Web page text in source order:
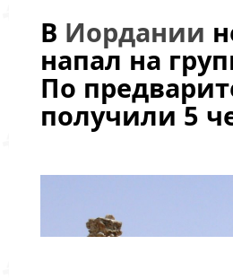
В Иордании
напал на
По
получили 5